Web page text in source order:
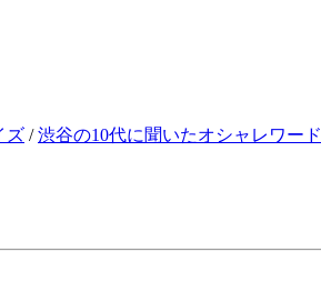
ズ /渋谷の10代に聞いたオシャレワード